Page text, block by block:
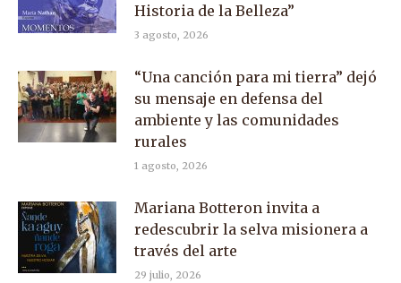
Historia de la Belleza”
3 agosto, 2026
“Una canción para mi tierra” dejó
su mensaje en defensa del
ambiente y las comunidades
rurales
1 agosto, 2026
Mariana Botteron invita a
redescubrir la selva misionera a
través del arte
29 julio, 2026